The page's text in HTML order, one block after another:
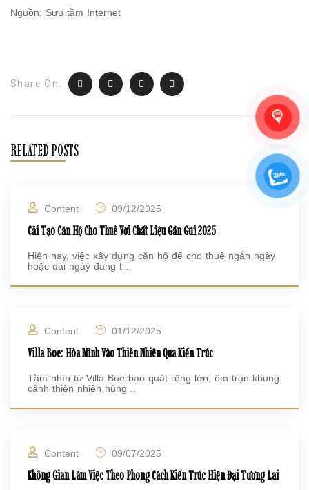
Nguồn: Sưu tầm Internet
Share On:
RELATED POSTS
Content 09/12/2025
Cải Tạo Căn Hộ Cho Thuê Với Chất Liệu Gần Gũi 2025
Hiện nay, việc xây dựng căn hộ để cho thuê ngắn ngày
hoặc dài ngày đang t ..
Content 01/12/2025
Villa Boe: Hòa Mình Vào Thiên Nhiên Qua Kiến Trúc
Tầm nhìn từ Villa Boe bao quát rộng lớn, ôm trọn khung
cảnh thiên nhiên hùng ..
Content 09/07/2025
Không Gian Làm Việc Theo Phong Cách Kiến Trúc Hiện Đại Tương Lai